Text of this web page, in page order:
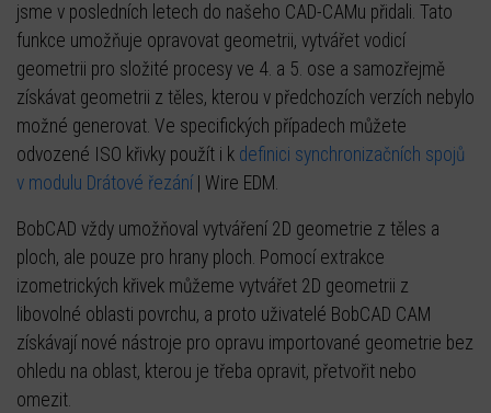
jsme v posledních letech do našeho CAD-CAMu přidali. Tato
funkce umožňuje opravovat geometrii, vytvářet vodicí
geometrii pro složité procesy ve 4. a 5. ose a samozřejmě
získávat geometrii z těles, kterou v předchozích verzích nebylo
možné generovat. Ve specifických případech můžete
odvozené ISO křivky použít i k definici synchronizačních spojů
v modulu Drátové řezání | Wire EDM.
BobCAD vždy umožňoval vytváření 2D geometrie z těles a
ploch, ale pouze pro hrany ploch. Pomocí extrakce
izometrických křivek můžeme vytvářet 2D geometrii z
libovolné oblasti povrchu, a proto uživatelé BobCAD CAM
získávají nové nástroje pro opravu importované geometrie bez
ohledu na oblast, kterou je třeba opravit, přetvořit nebo
omezit.